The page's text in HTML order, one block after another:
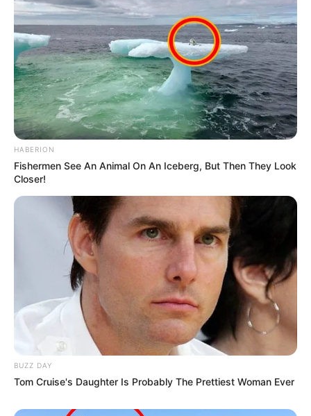
HABERION
Fishermen See An Animal On An Iceberg, But Then They Look
Closer!
BUZZ DAY
Tom Cruise's Daughter Is Probably The Prettiest Woman Ever